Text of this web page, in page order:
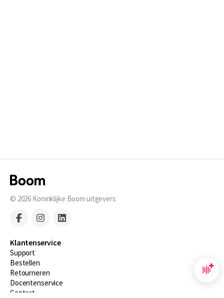
© 2026 Koninklijke Boom uitgevers
Klantenservice
Support
Bestellen
​Retourneren
Docentenservice
Contact